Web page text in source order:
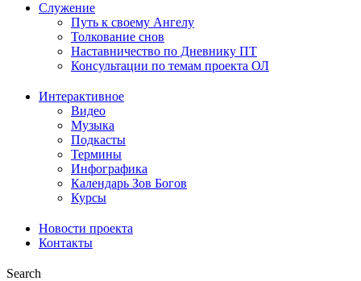
Служение
Путь к своему Ангелу
Толкование снов
Наставничество по Дневнику ПТ
Консультации по темам проекта ОЛ
Интерактивное
Видео
Музыка
Подкасты
Термины
Инфографика
Календарь Зов Богов
Курсы
Новости проекта
Контакты
Search